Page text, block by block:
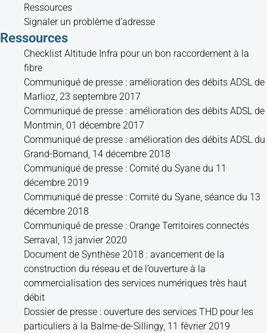
Ressources
Signaler un problème d’adresse
Ressources
Checklist Altitude Infra pour un bon raccordement à la
fibre
Communiqué de presse : amélioration des débits ADSL de
Marlioz, 23 septembre 2017
Communiqué de presse : amélioration des débits ADSL de
Montmin, 01 décembre 2017
Communiqué de presse : amélioration des débits ADSL du
Grand-Bornand, 14 décembre 2018
Communiqué de presse : Comité du Syane du 11
décembre 2019
Communiqué de presse : Comité du Syane, séance du 13
décembre 2018
Communiqué de presse : Orange Territoires connectés
Serraval, 13 janvier 2020
Document de Synthèse 2018 : avancement de la
construction du réseau et de l’ouverture à la
commercialisation des services numériques très haut
débit
Dossier de presse : ouverture des services THD pour les
particuliers à la Balme-de-Sillingy, 11 février 2019